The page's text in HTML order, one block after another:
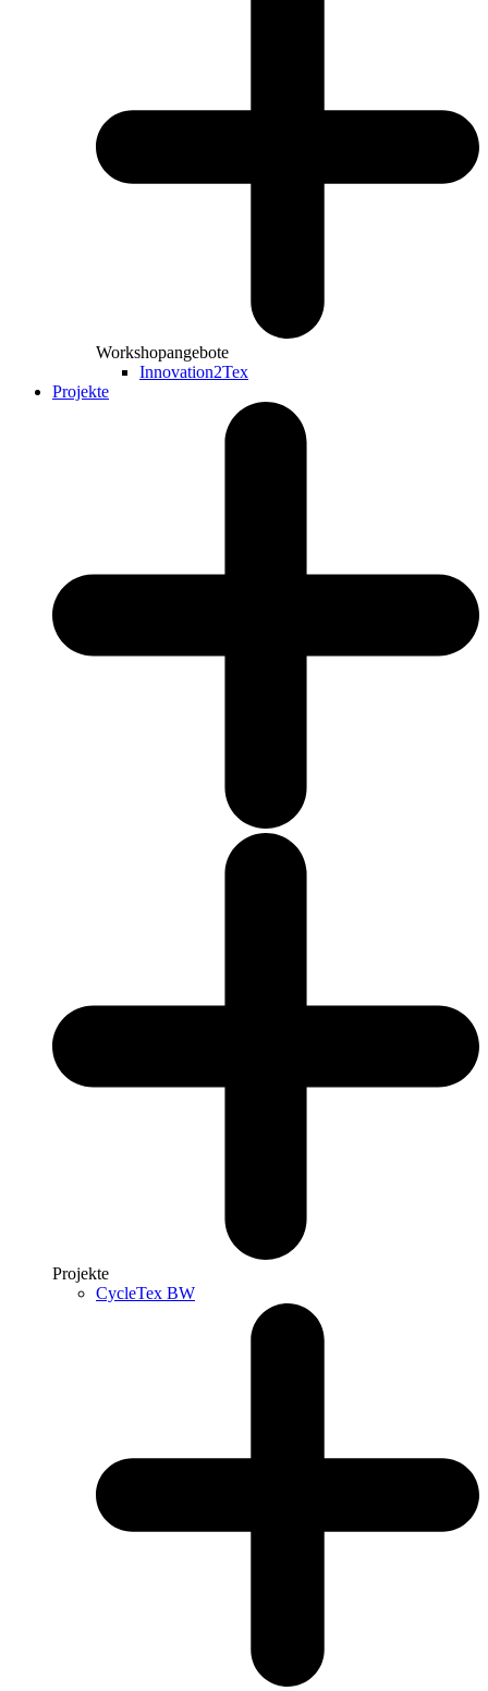
Workshopangebote
Innovation2Tex
Projekte
Projekte
CycleTex BW